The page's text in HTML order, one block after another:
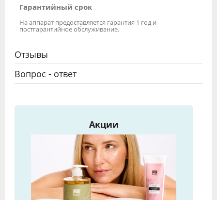
Гарантийный срок
На аппарат предоставляется гарантия 1 год и
постгарантийное обслуживание.
Отзывы
Вопрос - ответ
Акции